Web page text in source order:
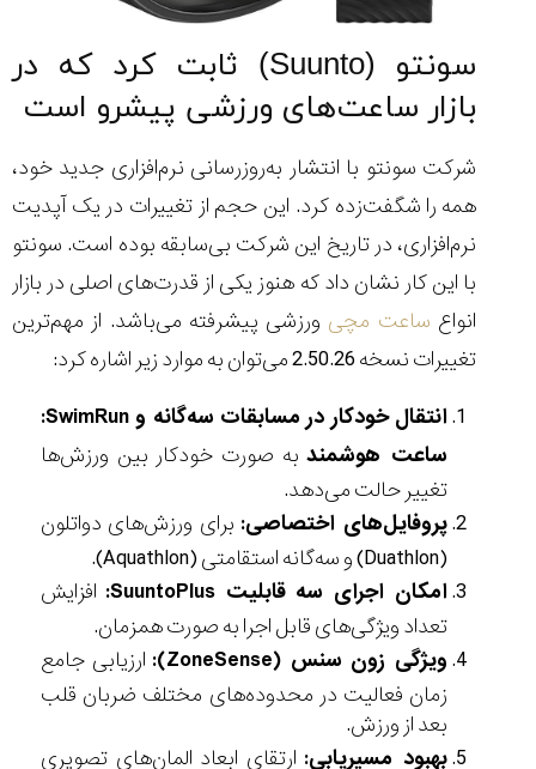
سونتو (Suunto) ثابت کرد که در
بازار ساعت‌های ورزشی پیشرو است
شرکت سونتو با انتشار به‌روزرسانی نرم‌افزاری جدید خود،
همه را شگفت‌زده کرد. این حجم از تغییرات در یک آپدیت
نرم‌افزاری، در تاریخ این شرکت بی‌سابقه بوده است. سونتو
با این کار نشان داد که هنوز یکی از قدرت‌های اصلی در بازار
انواع ساعت مچی ورزشی پیشرفته می‌باشد. از مهم‌ترین
تغییرات نسخه 2.50.26 می‌توان به موارد زیر اشاره کرد:
انتقال خودکار در مسابقات سه‌گانه و SwimRun:
ساعت هوشمندبه‌ صورت خودکار بین ورزش‌ها
تغییر حالت می‌دهد.
پروفایل‌های اختصاصی: برای ورزش‌های دواتلون
(Duathlon) و سه‌گانه استقامتی (Aquathlon).
امکان اجرای سه قابلیت SuuntoPlus:
افزایش
تعداد ویژگی‌های قابل اجرا به صورت همزمان.
ویژگی زون سنس (ZoneSense):
ارزیابی جامع
زمان فعالیت در محدوده‌های مختلف ضربان قلب
بعد از ورزش.
بهبود مسیریابی: ارتقای ابعاد المان‌های تصویری